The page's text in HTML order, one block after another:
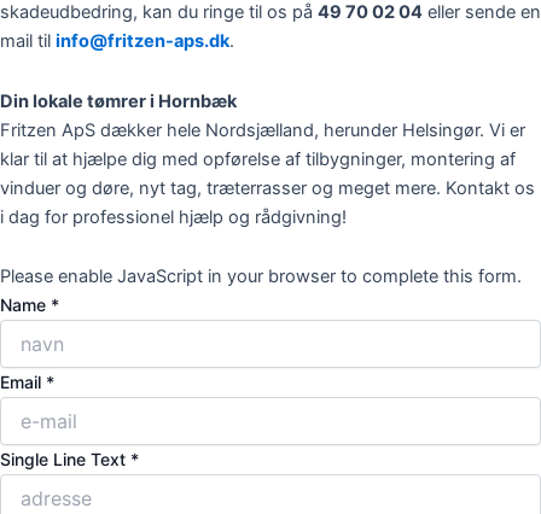
skadeudbedring, kan du ringe til os på 49 70 02 04 eller sende en
mail til info@fritzen-aps.dk.
Din lokale tømrer i Hornbæk
Fritzen ApS dækker hele Nordsjælland, herunder Helsingør. Vi er
klar til at hjælpe dig med opførelse af tilbygninger, montering af
vinduer og døre, nyt tag, træterrasser og meget mere. Kontakt os
i dag for professionel hjælp og rådgivning!
Please enable JavaScript in your browser to complete this form.
Name *
Email
Comment
Message
Email *
Single Line Text *